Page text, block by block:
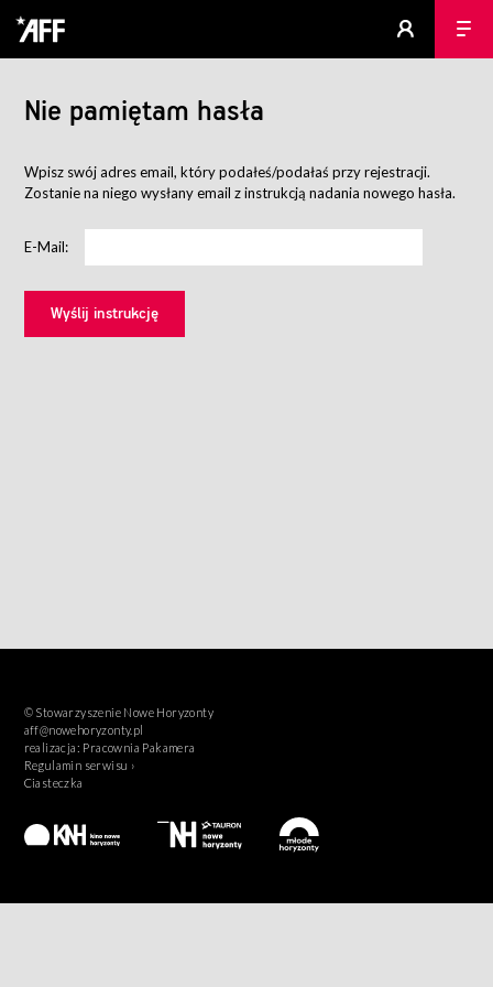
Nie pamiętam hasła
Wpisz swój adres email, który podałeś/podałaś przy rejestracji.
Zostanie na niego wysłany email z instrukcją nadania nowego hasła.
E-Mail:
© Stowarzyszenie Nowe Horyzonty
aff@nowehoryzonty.pl
realizacja: Pracownia Pakamera
Regulamin serwisu ›
Ciasteczka